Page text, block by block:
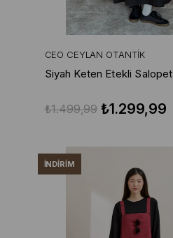
CEO CEYLAN OTANTIK
Siyah Keten Etekli Salopet
₺1.299,99
₺1.499,99
İNDIRIM